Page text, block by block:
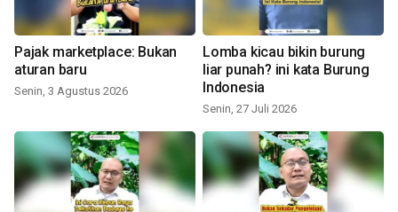
Pajak marketplace: Bukan
aturan baru
Senin, 3 Agustus 2026
Lomba kicau bikin burung
liar punah? ini kata Burung
Indonesia
Senin, 27 Juli 2026